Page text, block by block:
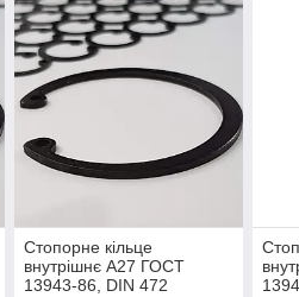
Стопорне кільце
внутрішнє А27 ГОСТ
13943-86, DIN 472